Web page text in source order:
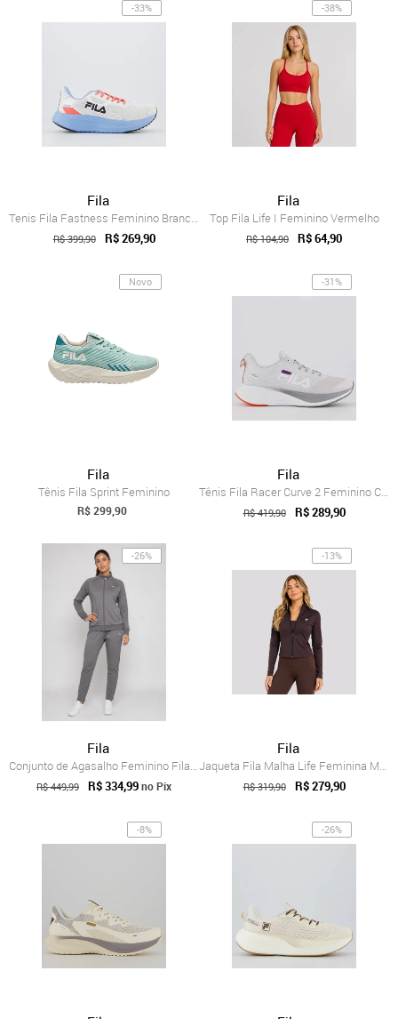
-33%
Fila
Tenis Fila Fastness Feminino Branco e Azul
R$ 399,90 R$ 269,90
-38%
Fila
Top Fila Life I Feminino Vermelho
R$ 104,90 R$ 64,90
Novo
Fila
Tênis Fila Sprint Feminino
R$ 299,90
-31%
Fila
Tênis Fila Racer Curve 2 Feminino Cinza e Roxo
R$ 419,90 R$ 289,90
-26%
Fila
Conjunto de Agasalho Feminino Fila Essen...
R$ 449,99 R$ 334,99no Pix
-13%
Fila
Jaqueta Fila Malha Life Feminina Marrom e Branca
R$ 319,90 R$ 279,90
-8% -26%